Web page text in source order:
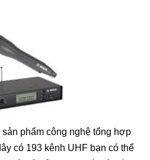
phẩm công nghệ tổng hợp
có 193 kênh UHF bạn có thể